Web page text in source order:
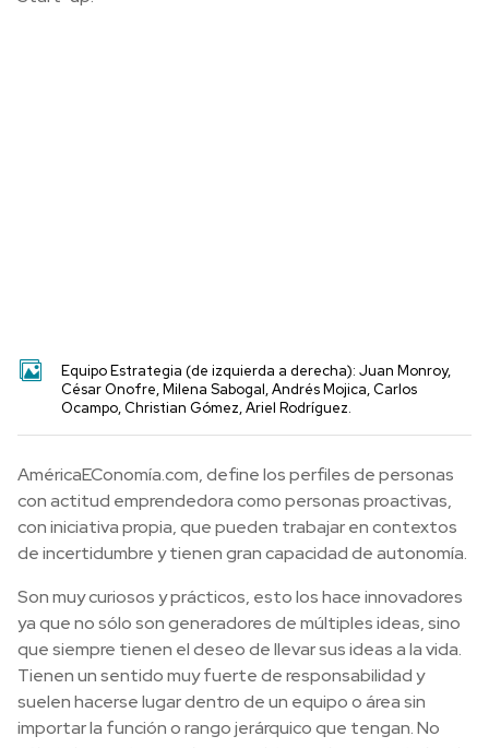
Equipo Estrategia (de izquierda a derecha): Juan Monroy,
César Onofre, Milena Sabogal, Andrés Mojica, Carlos
Ocampo, Christian Gómez, Ariel Rodríguez.
AméricaEConomía.com, define los perfiles de personas
con actitud emprendedora como personas proactivas,
con iniciativa propia, que pueden trabajar en contextos
de incertidumbre y tienen gran capacidad de autonomía.
Son muy curiosos y prácticos, esto los hace innovadores
ya que no sólo son generadores de múltiples ideas, sino
que siempre tienen el deseo de llevar sus ideas a la vida.
Tienen un sentido muy fuerte de responsabilidad y
suelen hacerse lugar dentro de un equipo o área sin
importar la función o rango jerárquico que tengan. No